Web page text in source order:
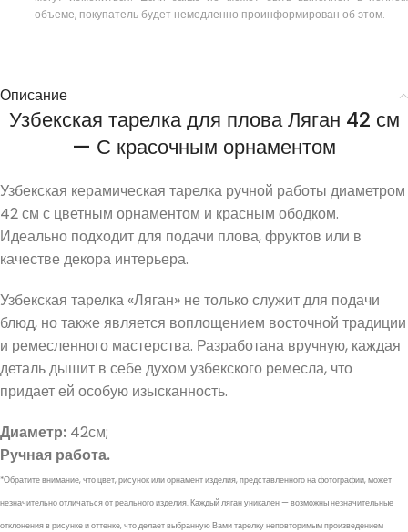
объеме, покупатель будет немедленно проинформирован об этом.
Описание
Узбекская тарелка для плова Ляган 42 см
— С красочным орнаментом
Узбекская керамическая тарелка ручной работы диаметром
42 см с цветным орнаментом и красным ободком.
Идеально подходит для подачи плова, фруктов или в
качестве декора интерьера.
Узбекская тарелка «Ляган» не только служит для подачи
блюд, но также является воплощением восточной традиции
и ремесленного мастерства. Разработана вручную, каждая
деталь дышит в себе духом узбекского ремесла, что
придает ей особую изысканность.
Диаметр: 42см;
Ручная работа.
*Обратите внимание, что цвет, рисунок или орнамент изделия, представленного на фотографии, может
незначительно отличаться от реального изделия. Каждый ляган уникален — возможны незначительные
отклонения в рисунке и оттенке, что делает выбранную Вами тарелку неповторимым произведением